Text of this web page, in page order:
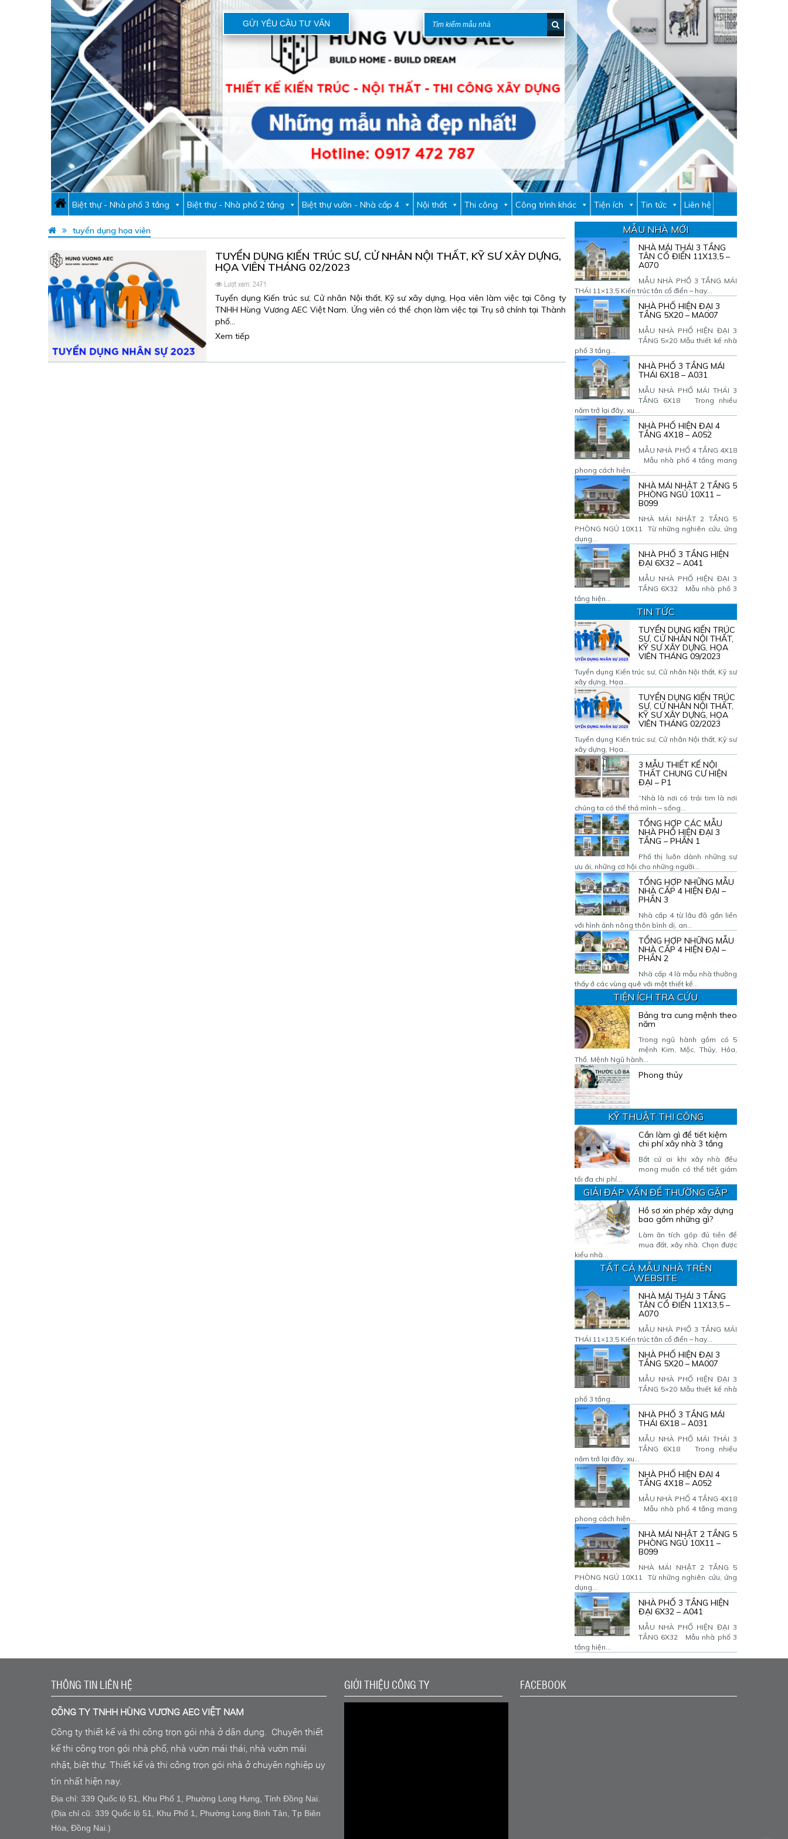
GỬI YÊU CẦU TƯ VẤN
Biệt thự - Nhà phố 3 tầng Biệt thự - Nhà phố 2 tầng Biệt thự vườn - Nhà cấp 4 Nội thất Thi công Công trình khác Tiện ích Tin tức Liên hệ
tuyển dụng họa viên
TUYỂN DỤNG KIẾN TRÚC SƯ, CỬ NHÂN NỘI THẤT, KỸ SƯ XÂY DỰNG,
HỌA VIÊN THÁNG 02/2023
Lượt xem: 2471
Tuyển dụng Kiến trúc sư, Cử nhân Nội thất, Kỹ sư xây dựng, Họa viên làm việc tại Công ty
TNHH Hùng Vương AEC Việt Nam. Ứng viên có thể chọn làm việc tại Trụ sở chính tại Thành
phố…
Xem tiếp
MẪU NHÀ MỚI
NHÀ MÁI THÁI 3 TẦNG
TÂN CỔ ĐIỂN 11X13,5 –
A070
MẪU NHÀ PHỐ 3 TẦNG MÁI
THÁI 11×13,5 Kiến trúc tân cổ điển – hay...
NHÀ PHỐ HIỆN ĐẠI 3
TẦNG 5X20 – MA007
MẪU NHÀ PHỐ HIỆN ĐẠI 3
TẦNG 5×20 Mẫu thiết kế nhà
phố 3 tầng...
NHÀ PHỐ 3 TẦNG MÁI
THÁI 6X18 – A031
MẪU NHÀ PHỐ MÁI THÁI 3
TẦNG 6X18 Trong nhiều
năm trở lại đây, xu...
NHÀ PHỐ HIỆN ĐẠI 4
TẦNG 4X18 – A052
MẪU NHÀ PHỐ 4 TẦNG 4X18
Mẫu nhà phố 4 tầng mang
phong cách hiện...
NHÀ MÁI NHẬT 2 TẦNG 5
PHÒNG NGỦ 10X11 –
B099
NHÀ MÁI NHẬT 2 TẦNG 5
PHÒNG NGỦ 10X11 Từ những nghiên cứu, ứng
dụng...
NHÀ PHỐ 3 TẦNG HIỆN
ĐẠI 6X32 – A041
MẪU NHÀ PHỐ HIỆN ĐẠI 3
TẦNG 6X32 Mẫu nhà phố 3
tầng hiện...
TIN TỨC
TUYỂN DỤNG KIẾN TRÚC
SƯ, CỬ NHÂN NỘI THẤT,
KỸ SƯ XÂY DỰNG, HỌA
VIÊN THÁNG 09/2023
Tuyển dụng Kiến trúc sư, Cử nhân Nội thất, Kỹ sư
xây dựng, Họa...
TUYỂN DỤNG KIẾN TRÚC
SƯ, CỬ NHÂN NỘI THẤT,
KỸ SƯ XÂY DỰNG, HỌA
VIÊN THÁNG 02/2023
Tuyển dụng Kiến trúc sư, Cử nhân Nội thất, Kỹ sư
xây dựng, Họa...
3 MẪU THIẾT KẾ NỘI
THẤT CHUNG CƯ HIỆN
ĐẠI – P1
“Nhà là nơi có trái tim là nơi
chúng ta có thể thả mình – sống...
TỔNG HỢP CÁC MẪU
NHÀ PHỐ HIỆN ĐẠI 3
TẦNG – PHẦN 1
Phố thị luôn dành những sự
ưu ái, những cơ hội cho những người...
TỔNG HỢP NHỮNG MẪU
NHÀ CẤP 4 HIỆN ĐẠI –
PHẦN 3
Nhà cấp 4 từ lâu đã gắn liền
với hình ảnh nông thôn bình dị, an...
TỔNG HỢP NHỮNG MẪU
NHÀ CẤP 4 HIỆN ĐẠI –
PHẦN 2
Nhà cấp 4 là mẫu nhà thường
thấy ở các vùng quê với một thiết kế...
TIỆN ÍCH TRA CỨU
Bảng tra cung mệnh theo
năm
Trong ngũ hành gồm có 5
mệnh Kim, Mộc, Thủy, Hỏa,
Thổ. Mệnh Ngũ hành...
Phong thủy
KỸ THUẬT THI CÔNG
Cần làm gì để tiết kiệm
chi phí xây nhà 3 tầng
Bất cứ ai khi xây nhà đều
mong muốn có thể tiết giảm
tối đa chi phí...
GIẢI ĐÁP VẤN ĐỀ THƯỜNG GẶP
Hồ sơ xin phép xây dựng
bao gồm những gì?
Làm ăn tích góp đủ tiền để
mua đất, xây nhà. Chọn được
kiểu nhà...
TẤT CẢ MẪU NHÀ TRÊN
WEBSITE
NHÀ MÁI THÁI 3 TẦNG
TÂN CỔ ĐIỂN 11X13,5 –
A070
MẪU NHÀ PHỐ 3 TẦNG MÁI
THÁI 11×13,5 Kiến trúc tân cổ điển – hay...
NHÀ PHỐ HIỆN ĐẠI 3
TẦNG 5X20 – MA007
MẪU NHÀ PHỐ HIỆN ĐẠI 3
TẦNG 5×20 Mẫu thiết kế nhà
phố 3 tầng...
NHÀ PHỐ 3 TẦNG MÁI
THÁI 6X18 – A031
MẪU NHÀ PHỐ MÁI THÁI 3
TẦNG 6X18 Trong nhiều
năm trở lại đây, xu...
NHÀ PHỐ HIỆN ĐẠI 4
TẦNG 4X18 – A052
MẪU NHÀ PHỐ 4 TẦNG 4X18
Mẫu nhà phố 4 tầng mang
phong cách hiện...
NHÀ MÁI NHẬT 2 TẦNG 5
PHÒNG NGỦ 10X11 –
B099
NHÀ MÁI NHẬT 2 TẦNG 5
PHÒNG NGỦ 10X11 Từ những nghiên cứu, ứng
dụng...
NHÀ PHỐ 3 TẦNG HIỆN
ĐẠI 6X32 – A041
MẪU NHÀ PHỐ HIỆN ĐẠI 3
TẦNG 6X32 Mẫu nhà phố 3
tầng hiện...
THÔNG TIN LIÊN HỆ
CÔNG TY TNHH HÙNG VƯƠNG AEC VIỆT NAM
Công ty thiết kế và thi công trọn gói nhà ở dân dụng. Chuyên thiết
kế thi công trọn gói nhà phố, nhà vườn mái thái, nhà vườn mái
nhật, biệt thự. Thiết kế và thi công trọn gói nhà ở chuyên nghiệp uy
tín nhất hiện nay.
Địa chỉ: 339 Quốc lộ 51, Khu Phố 1, Phường Long Hưng, Tỉnh Đồng Nai.
(Địa chỉ cũ: 339 Quốc lộ 51, Khu Phố 1, Phường Long Bình Tân, Tp Biên
Hòa, Đồng Nai.)
GIỚI THIỆU CÔNG TY FACEBOOK